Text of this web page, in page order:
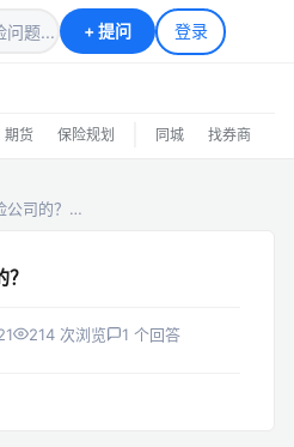
+提问 登录
期货 保险规划 同城 找券商
公司的？…
214 次浏览 1 个回答